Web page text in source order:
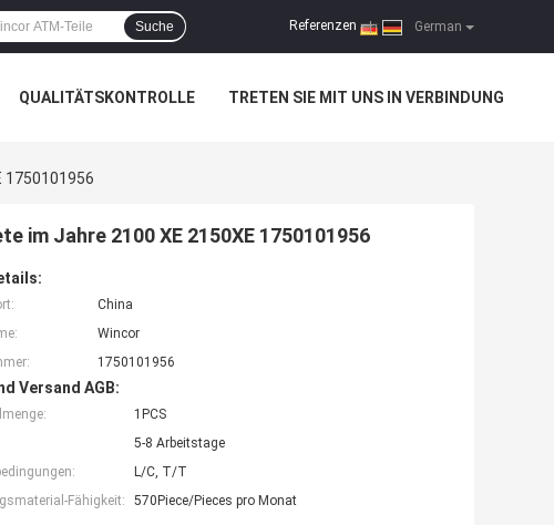
German
Referenzen |
Suche
QUALITÄTSKONTROLLE TRETEN SIE MIT UNS IN VERBINDUNG
1750101956
im Jahre 2100 XE 2150XE 1750101956
China
Wincor
1750101956
Versand AGB:
1PCS
5-8 Arbeitstage
L/C, T/T
Fähigkeit:
570Piece/Pieces pro Monat